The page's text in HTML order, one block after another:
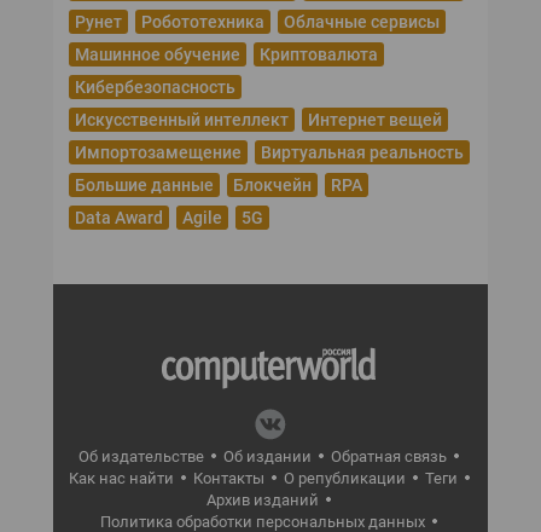
Рунет
Робототехника
Облачные сервисы
Машинное обучение
Криптовалюта
Кибербезопасность
Искусственный интеллект
Интернет вещей
Импортозамещение
Виртуальная реальность
Большие данные
Блокчейн
RPA
Data Award
Agile 5G
Об издательстве Об издании
Обратная связь
Как нас найти
Контакты О републикации
Теги
Архив изданий
Политика обработки персональных данных